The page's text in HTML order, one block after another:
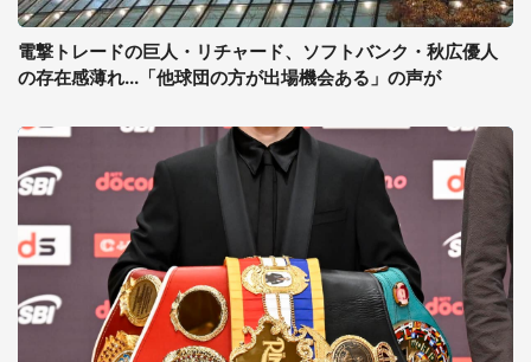
電撃トレードの巨人・リチャード、ソフトバンク・秋広優人
の存在感薄れ...「他球団の方が出場機会ある」の声が